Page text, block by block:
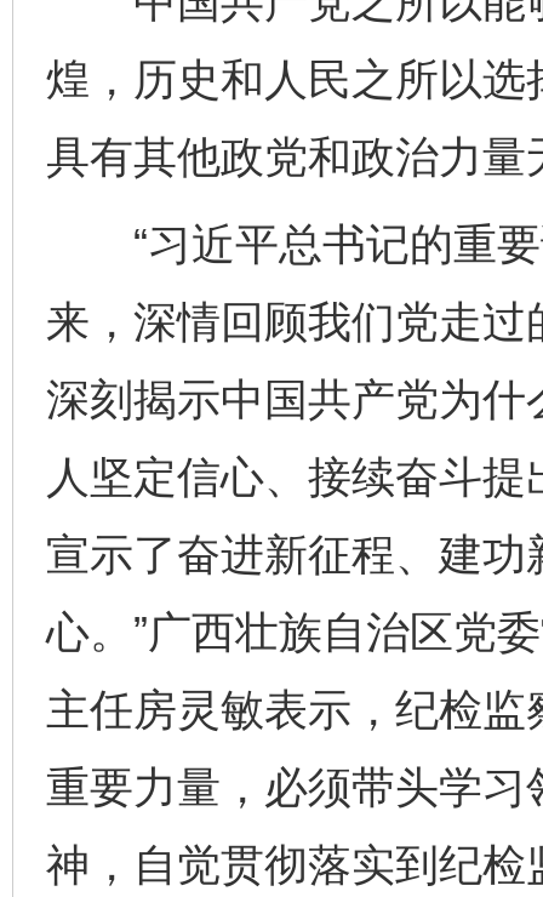
煌，历史和人民之所以
具有其他政党和政治力
“习近平总书记的重要
来，深情回顾我们党走
深刻揭示中国共产党为
人坚定信心、接续奋斗提
宣示了奋进新征程、建
心。”广西壮族自治区党
主任房灵敏表示，纪检
重要力量，必须带头学
神，自觉贯彻落实到纪